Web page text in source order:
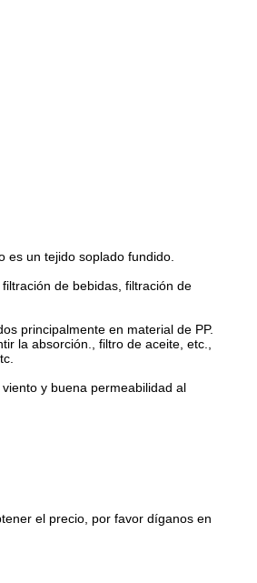
es un tejido soplado fundido.
de bebidas, filtración de
principalmente en material de PP.
la absorción., filtro de aceite, etc.,
y buena permeabilidad al
el precio, por favor díganos en